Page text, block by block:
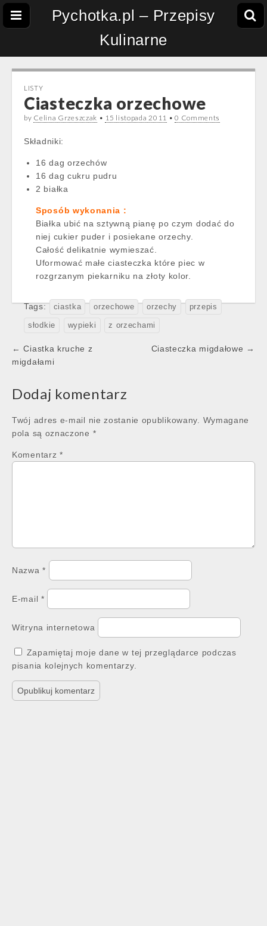
Pychotka.pl – Przepisy
Kulinarne
LISTY
Ciasteczka orzechowe
by Celina Grzeszczak • 15 listopada 2011 •0 Comments
Składniki:
16 dag orzechów
16 dag cukru pudru
2 białka
Sposób wykonania :
Białka ubić na sztywną pianę po czym dodać do
niej cukier puder i posiekane orzechy.
Całość delikatnie wymieszać.
Uformować małe ciasteczka które piec w
rozgrzanym piekarniku na złoty kolor.
Tags: ciastka orzechowe orzechy przepis
słodkie wypieki z orzechami
Post
navigation
← Ciastka kruche z
migdałami
Ciasteczka migdałowe →
Dodaj komentarz
Twój adres e-mail nie zostanie opublikowany.
Wymagane
pola są oznaczone *
Komentarz *
Nazwa*
E-mail *
Witryna internetowa
Zapamiętaj moje dane w tej przeglądarce podczas
pisania kolejnych komentarzy.